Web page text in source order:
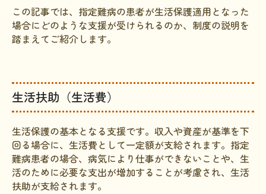
お金に関するコラム
難病の日
医療従事者へのインタビュー
社会保障制度
難病研究班の情報発信
この記事では、指定難病の患者が生活保護適用となった
場合にどのような支援が受けられるのか、制度の説明を
踏まえてご紹介します。
生活扶助（生活費）
生活保護の基本となる支援です。収入や資産が基準を下
回る場合に、生活費として一定額が支給されます。指定
難病患者の場合、病気により仕事ができないことや、生
活のために必要な支出が増加することが考慮され、生活
扶助が支給されます。